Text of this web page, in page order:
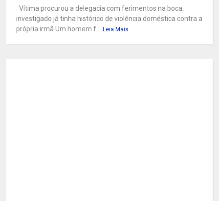
Vítima procurou a delegacia com ferimentos na boca;
investigado já tinha histórico de violência doméstica contra a
própria irmã Um homem f... Leia Mais